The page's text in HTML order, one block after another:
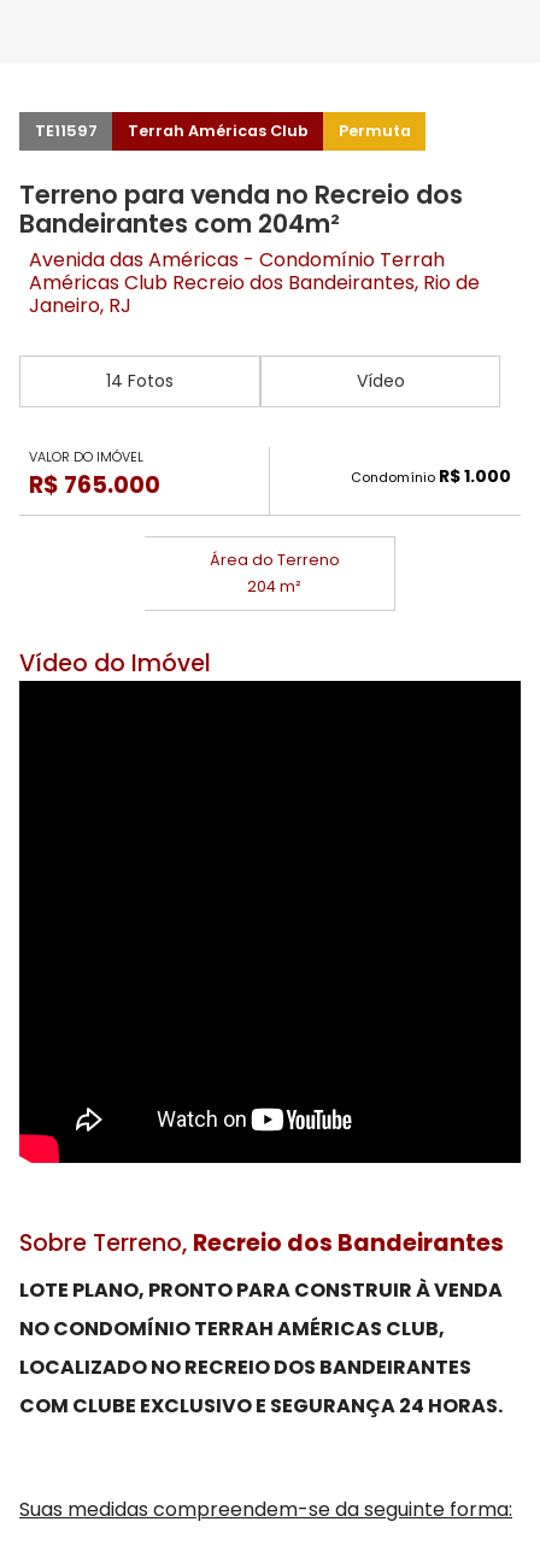
TE11597 Terrah Américas Club Permuta
Terreno para venda no Recreio dos
Bandeirantes com 204m²
Avenida das Américas - Condomínio Terrah
Américas Club Recreio dos Bandeirantes, Rio de
Janeiro, RJ
14 Fotos Vídeo
VALOR DO IMÓVEL
R$ 765.000 Condomínio R$ 1.000
Área do Terreno
204 m²
Vídeo do Imóvel
Sobre Terreno, Recreio dos Bandeirantes
LOTE PLANO, PRONTO PARA CONSTRUIR À VENDA
NO CONDOMÍNIO TERRAH AMÉRICAS CLUB,
LOCALIZADO NO RECREIO DOS BANDEIRANTES
COM CLUBE EXCLUSIVO E SEGURANÇA 24 HORAS.
Suas medidas compreendem-se da seguinte forma: